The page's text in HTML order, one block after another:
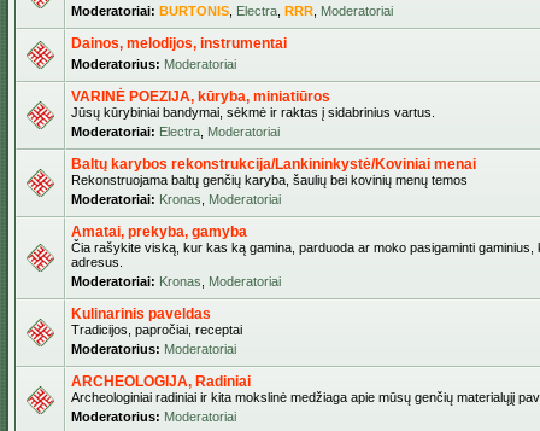
Moderatoriai: BURTONIS Electra RRR Moderatoriai
Dainos, melodijos, instrumentai
Moderatorius: Moderatoriai
VARINĖ POEZIJA, kūryba, miniatiūros
Jūsų kūrybiniai bandymai, sėkmė ir raktas į sidabrinius vartus.
Moderatoriai: Electra Moderatoriai
Baltų karybos rekonstrukcija/Lankininkystė/Koviniai menai
Rekonstruojama baltų genčių karyba, šaulių bei kovinių menų temos
Moderatoriai: Kronas Moderatoriai
Amatai, prekyba, gamyba
Čia rašykite viską, kur kas ką gamina, parduoda ar moko pasigaminti
adresus.
Moderatoriai: Kronas Moderatoriai
Kulinarinis paveldas
Tradicijos, papročiai, receptai
Moderatorius: Moderatoriai
ARCHEOLOGIJA, Radiniai
Archeologiniai radiniai ir kita mokslinė medžiaga apie mūsų genčių materialųjį
Moderatorius: Moderatoriai